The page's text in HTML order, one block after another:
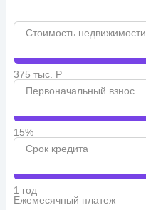
Стоимость недвижимости
375 тыс. Р
Первоначальный взнос
15%
Срок кредита
1 год
Ежемесячный платеж